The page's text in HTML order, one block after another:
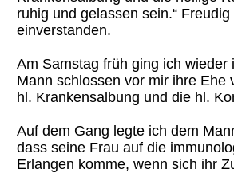
ruhig und gelassen sein.“
einverstanden.
Am Samstag früh ging ich
Mann schlossen vor mir ihre
hl. Krankensalbung und die hl.
Auf dem Gang legte ich dem
dass seine Frau auf die
Erlangen komme, wenn sich ihr